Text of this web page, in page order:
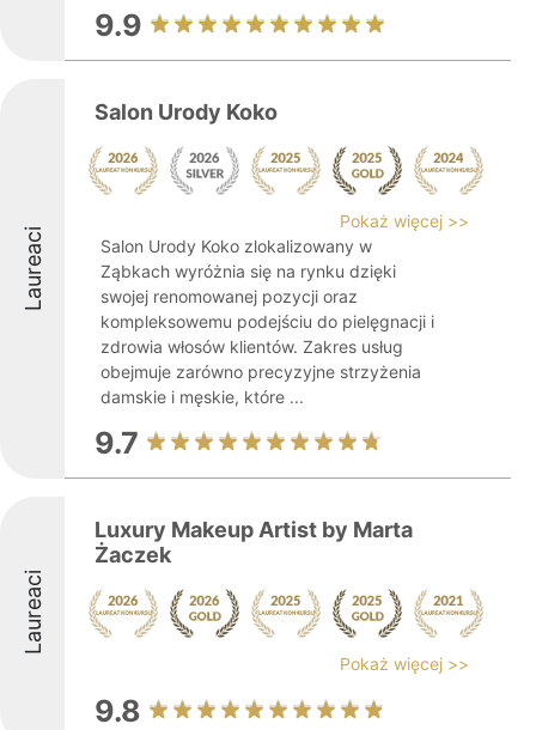
9.9
Laureaci
Salon Urody Koko
Pokaż więcej >>
Salon Urody Koko zlokalizowany w
Ząbkach wyróżnia się na rynku dzięki
swojej renomowanej pozycji oraz
kompleksowemu podejściu do pielęgnacji i
zdrowia włosów klientów. Zakres usług
obejmuje zarówno precyzyjne strzyżenia
damskie i męskie, które ...
9.7
Laureaci
Luxury Makeup Artist by Marta
Żaczek
Pokaż więcej >>
9.8